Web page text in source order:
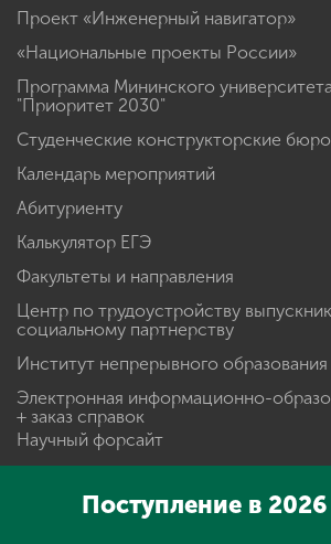
Проект «Инженерный навигатор»
«Национальные проекты России»
Программа Мининского
"Приоритет 2030"
Студенческие конструкторские бюро
Календарь мероприятий
Абитуриенту
Калькулятор ЕГЭ
Факультеты и направления
Центр по трудоустройству
социальному партнерству
Институт непрерывного образования
Электронная информационно-
+ заказ справок
Научный форсайт
Телефонный справочник
Поступление в